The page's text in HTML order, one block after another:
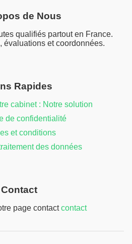
de Nous
qualifiés partout en France.
évaluations et coordonnées.
Rapides
cabinet : Notre solution
de confidentialité
et conditions
des données
Contact
page contactcontact